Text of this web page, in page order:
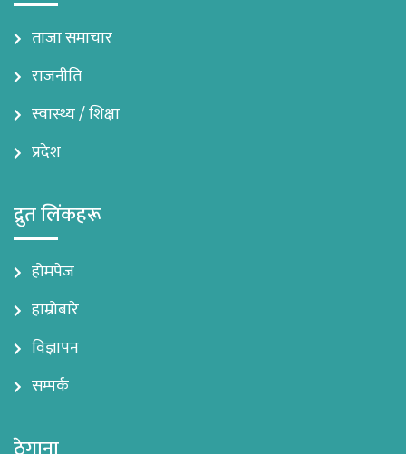
ताजा समाचार
राजनीति
स्वास्थ्य / शिक्षा
प्रदेश
द्रुत लिंकहरू
होमपेज
हाम्रोबारे
विज्ञापन
सम्पर्क